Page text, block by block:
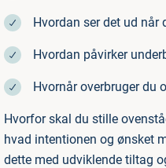
Hvordan ser det ud når
Hvordan påvirker
Hvornår overbruger du
Hvorfor skal du stille
hvad intentionen og ønsket
dette med udviklende tiltag